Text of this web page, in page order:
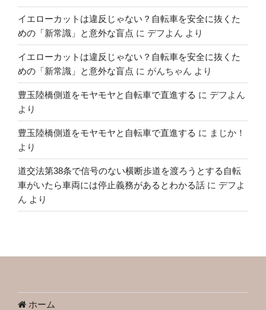
イエローカットは違反じゃない？自転車を安全に抜くた
めの「新常識」と意外な盲点 に デフよん より
イエローカットは違反じゃない？自転車を安全に抜くた
めの「新常識」と意外な盲点 に がんちゃん より
豊玉陸橋側道をモヤモヤと自転車で直進する に デフよん
より
豊玉陸橋側道をモヤモヤと自転車で直進する に まじか！
より
道交法第38条で信号のない横断歩道を渡ろうとする自転
車がいたら車両には停止義務があるとわかる話 に デフよ
ん より
ホーム